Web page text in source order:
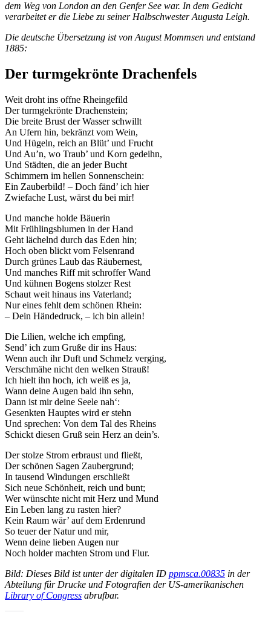
dem Weg von London an den Genfer See war. In dem Gedicht
verarbeitet er die Liebe zu seiner Halbschwester Augusta Leigh.
Die deutsche Übersetzung ist von August Mommsen und entstand
1885:
Der turmgekrönte Drachenfels
Weit droht ins offne Rheingefild
Der turmgekrönte Drachenstein;
Die breite Brust der Wasser schwillt
An Ufern hin, bekränzt vom Wein,
Und Hügeln, reich an Blüt’ und Frucht
Und Au’n, wo Traub’ und Korn gedeihn,
Und Städten, die an jeder Bucht
Schimmern im hellen Sonnenschein:
Ein Zauberbild! – Doch fänd’ ich hier
Zwiefache Lust, wärst du bei mir!
Und manche holde Bäuerin
Mit Frühlingsblumen in der Hand
Geht lächelnd durch das Eden hin;
Hoch oben blickt vom Felsenrand
Durch grünes Laub das Räubernest,
Und manches Riff mit schroffer Wand
Und kühnen Bogens stolzer Rest
Schaut weit hinaus ins Vaterland;
Nur eines fehlt dem schönen Rhein:
– Dein Händedruck, – ich bin allein!
Die Lilien, welche ich empfing,
Send’ ich zum Gruße dir ins Haus:
Wenn auch ihr Duft und Schmelz verging,
Verschmähe nicht den welken Strauß!
Ich hielt ihn hoch, ich weiß es ja,
Wann deine Augen bald ihn sehn,
Dann ist mir deine Seele nah‘:
Gesenkten Hauptes wird er stehn
Und sprechen: Von dem Tal des Rheins
Schickt diesen Gruß sein Herz an dein’s.
Der stolze Strom erbraust und fließt,
Der schönen Sagen Zaubergrund;
In tausend Windungen erschließt
Sich neue Schönheit, reich und bunt;
Wer wünschte nicht mit Herz und Mund
Ein Leben lang zu rasten hier?
Kein Raum wär’ auf dem Erdenrund
So teuer der Natur und mir,
Wenn deine lieben Augen nur
Noch holder machten Strom und Flur.
Bild: Dieses Bild ist unter der digitalen ID ppmsca.00835 in der
Abteilung für Drucke und Fotografien der US-amerikanischen
Library of Congress abrufbar.